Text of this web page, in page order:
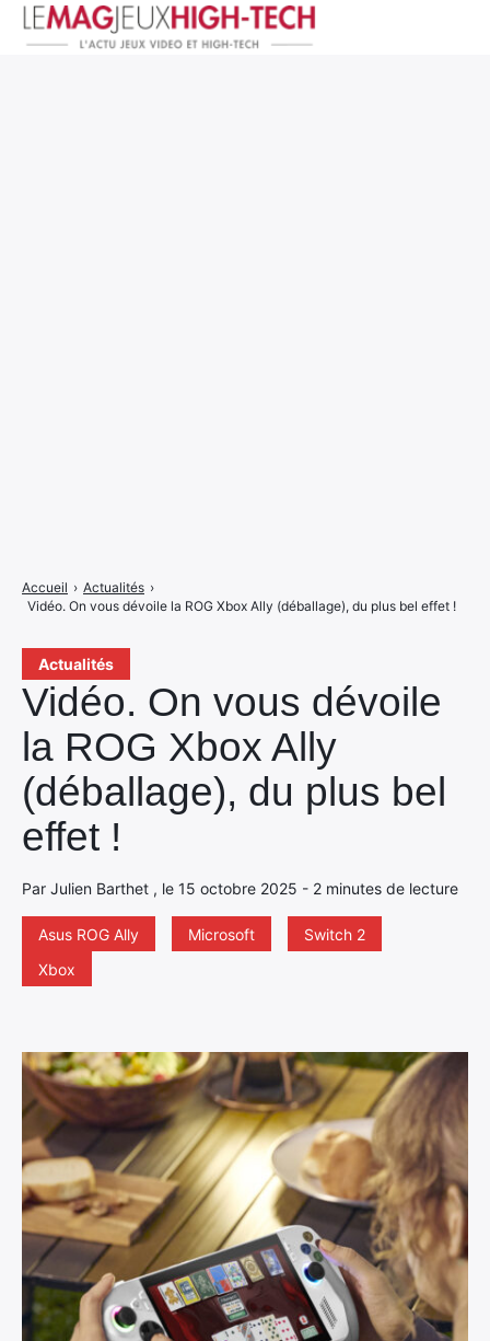
Actualités
Vidéo. On vous dévoile
la ROG Xbox Ally
(déballage), du plus bel
effet !
Par Julien Barthet , le 15 octobre 2025 - 2 minutes de lecture
Asus ROG Ally Microsoft
Switch 2
Xbox
Accueil › Actualités ›
Vidéo. On vous dévoile la ROG Xbox Ally (déballage), du plus bel effet !